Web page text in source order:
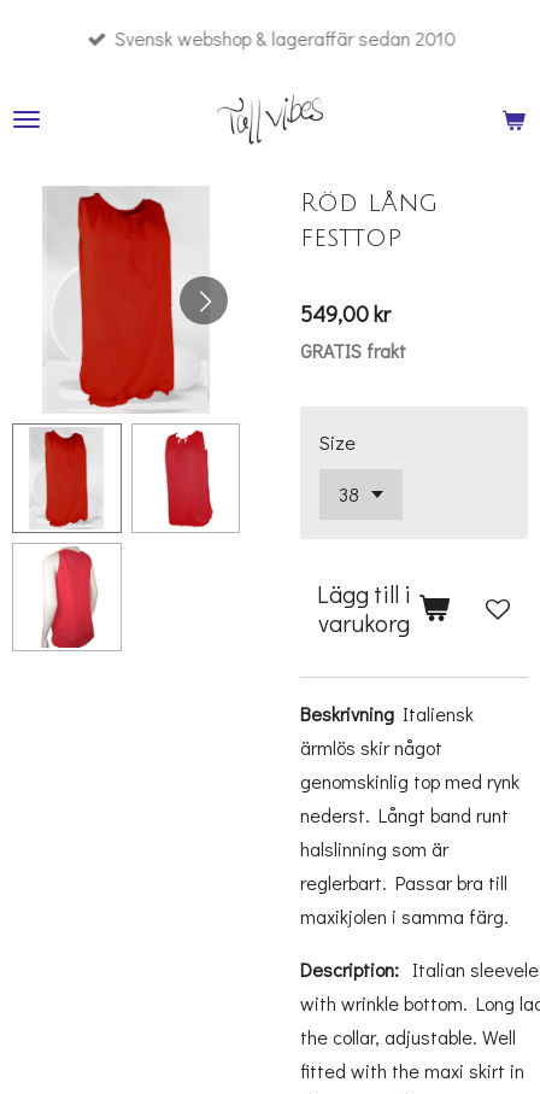
Svensk webshop & lageraffär sedan 2010
Röd lång
festtop
549,00 kr
GRATIS frakt
Size
Lägg till i
varukorg
Beskrivning Italiensk
ärmlös skir något
genomskinlig top med rynk
nederst. Långt band runt
halslinning som är
reglerbart. Passar bra till
maxikjolen i samma färg.
Description: Italian
with wrinklebottom. Long
the collar, adjustable. Well
fitted with themaxi skirt in